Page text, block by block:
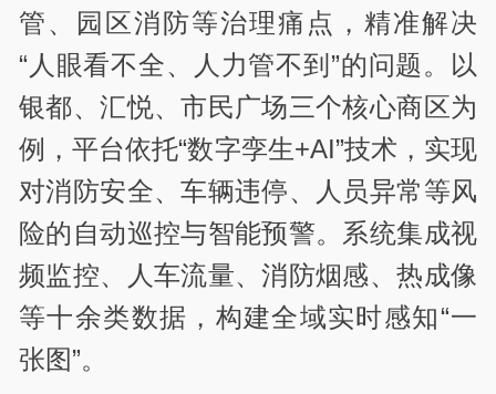
管、园区消防等治理痛点，精准解决
“人眼看不全、人力管不到”的问题。以
银都、汇悦、市民广场三个核心商区为
例，平台依托“数字孪生+AI”技术，实现
对消防安全、车辆违停、人员异常等风
险的自动巡控与智能预警。系统集成视
频监控、人车流量、消防烟感、热成像
等十余类数据，构建全域实时感知“一
张图”。